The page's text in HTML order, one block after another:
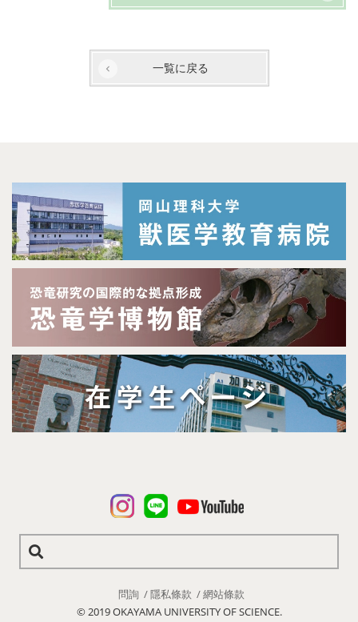
一覧に戻る
問詢 隱私條款
網站條款
© 2019 OKAYAMA UNIVERSITY OF SCIENCE.